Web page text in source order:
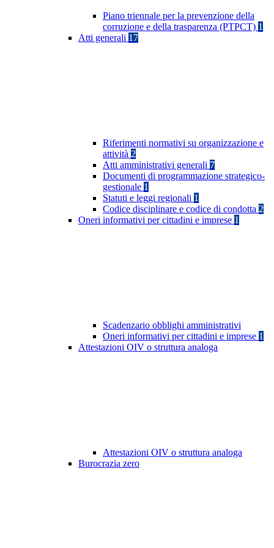
Piano triennale per la prevenzione della
corruzione e della trasparenza (PTPCT) 1
Atti generali 17
Riferimenti normativi su organizzazione e
attività 2
Atti amministrativi generali 7
Documenti di programmazione strategico-
gestionale 1
Statuti e leggi regionali 1
Codice disciplinare e codice di condotta 2
Oneri informativi per cittadini e imprese 1
Scadenzario obblighi amministrativi
Oneri informativi per cittadini e imprese 1
Attestazioni OIV o struttura analoga
Attestazioni OIV o struttura analoga
Burocrazia zero